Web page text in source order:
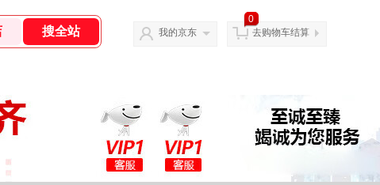
我的京东
0
去购物车结算